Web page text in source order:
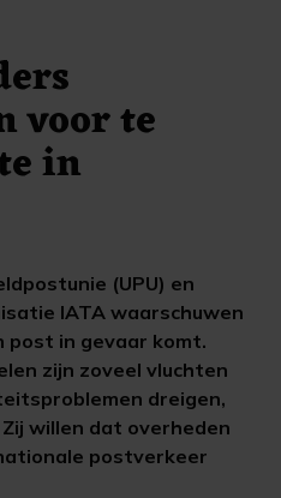
voor te
in
(UPU) en
IATA waarschuwen
in gevaar komt.
zijn zoveel vluchten
dreigen,
willen dat overheden
postverkeer